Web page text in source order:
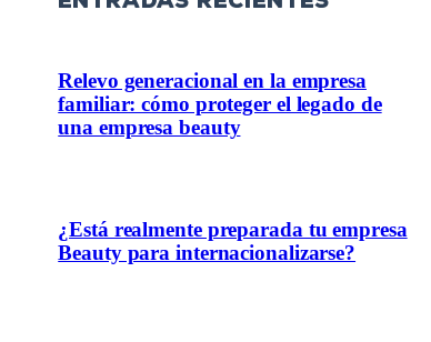
Relevo generacional en la empresa
familiar: cómo proteger el legado de
una empresa beauty
¿Está realmente preparada tu empresa
Beauty para internacionalizarse?